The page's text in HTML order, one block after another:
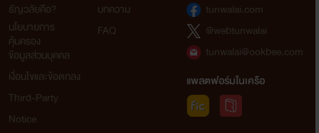
ธัญวลัยคือ?
นโยบายการ
คุ้มครอง
ข้อมูลส่วนบุคคล
เงื่อนไขและข้อตกลง
Third-Party
Notice
บทความ
FAQ
tunwalai.com
@webtunwalai
tunwalai@ookbee.com
แพลตฟอร์มในเครือ